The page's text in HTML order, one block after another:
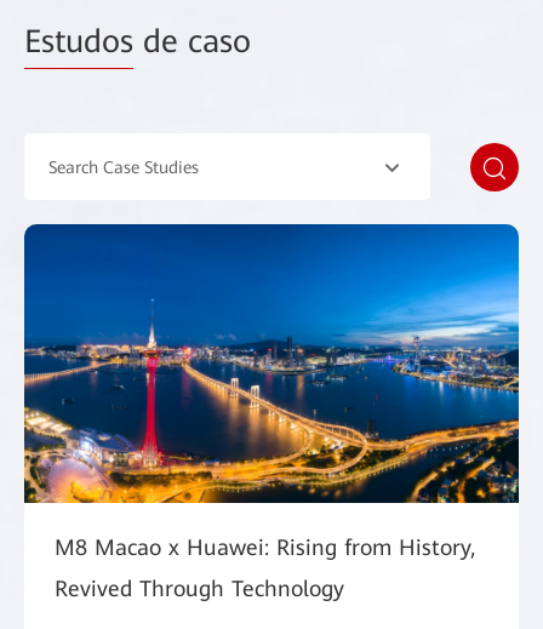
Estudos de caso
Search Case Studies
M8 Macao x Huawei: Rising from History,
Revived Through Technology